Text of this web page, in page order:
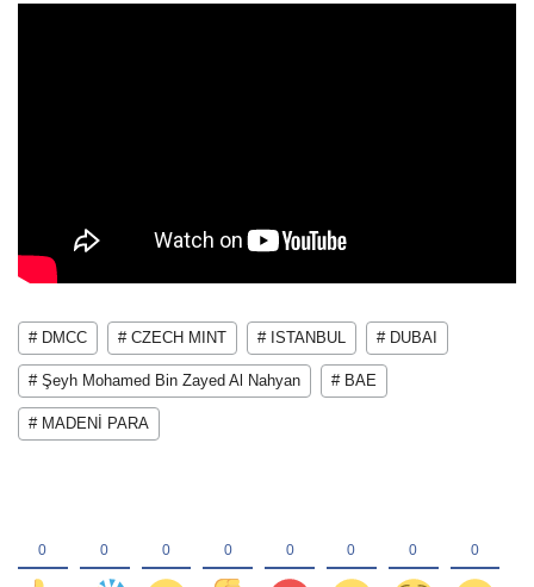
# DMCC # CZECH MINT # ISTANBUL # DUBAI
# Şeyh Mohamed Bin Zayed Al Nahyan # BAE
# MADENİ PARA